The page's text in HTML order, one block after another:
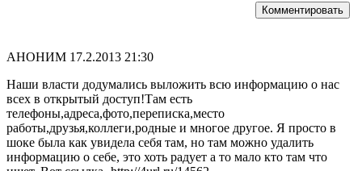
Комментировать
АНОНИМ 17.2.2013 21:30
Наши власти додумались выложить всю информацию о нас
всех в открытый доступ!Там есть
телефоны,адреса,фото,переписка,место
работы,друзья,коллеги,родные и многое другое. Я просто в
шоке была как увидела себя там, но там можно удалить
информацию о себе, это хоть радует а то мало кто там что